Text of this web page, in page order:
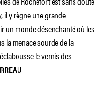
il y règne une grande
un monde désenchanté où les
la menace sourde de la
le vernis des